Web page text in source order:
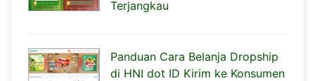
Terjangkau
Panduan Cara Belanja Dropship
di HNI dot ID Kirim ke Konsumen